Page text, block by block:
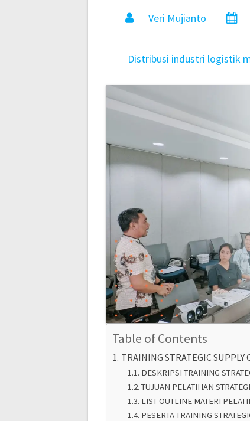
Veri Mujianto
Distribusi industri logistik
Table of Contents
TRAINING STRATEGIC
DESKRIPSI TRAINING
TUJUAN PELATIHAN
LIST OUTLINE MATERI
PESERTA TRAINING